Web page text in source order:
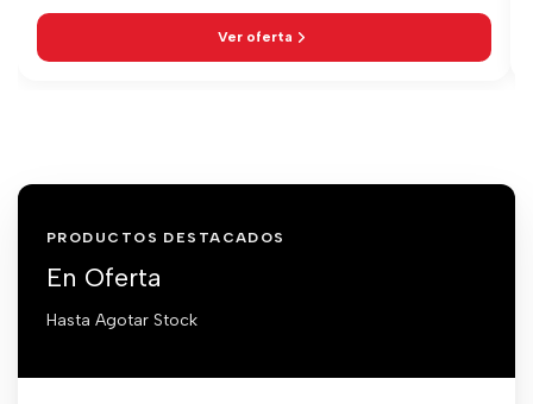
Ver oferta
PRODUCTOS DESTACADOS
En Oferta
Hasta Agotar Stock